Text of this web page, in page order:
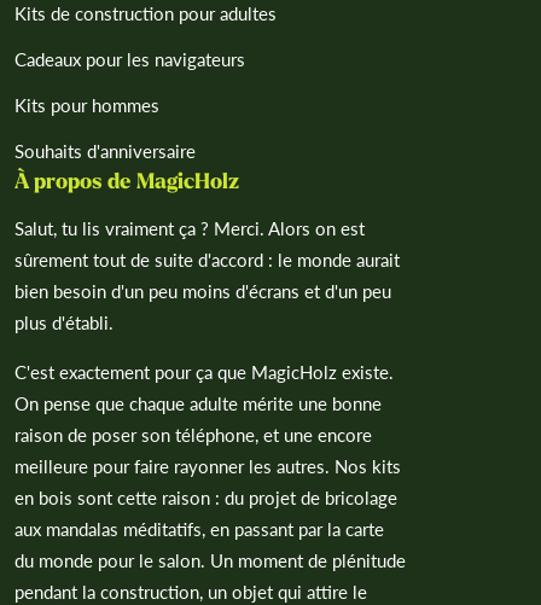
Kits de construction pour adultes
Cadeaux pour les navigateurs
Kits pour hommes
Souhaits d'anniversaire
À propos de MagicHolz
Salut, tu lis vraiment ça ? Merci. Alors on est
sûrement tout de suite d'accord : le monde aurait
bien besoin d'un peu moins d'écrans et d'un peu
plus d'établi.
C'est exactement pour ça que MagicHolz existe.
On pense que chaque adulte mérite une bonne
raison de poser son téléphone, et une encore
meilleure pour faire rayonner les autres. Nos kits
en bois sont cette raison : du projet de bricolage
aux mandalas méditatifs, en passant par la carte
du monde pour le salon. Un moment de plénitude
pendant la construction, un objet qui attire le